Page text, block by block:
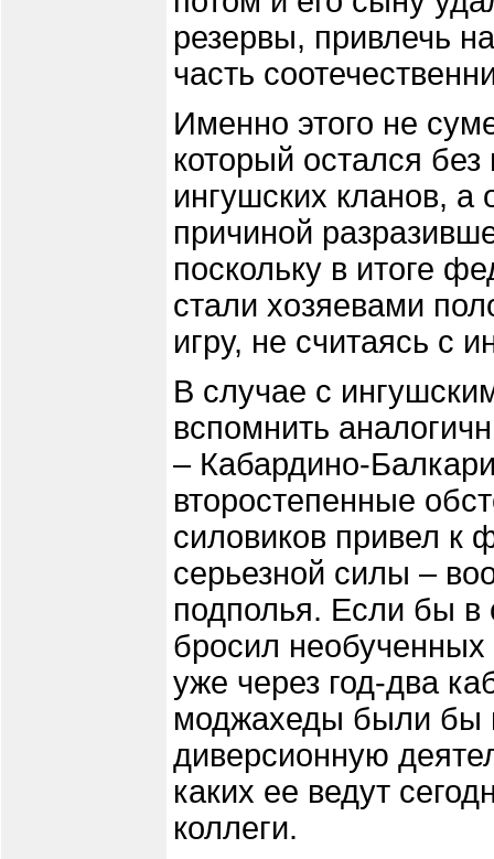
резервы, привлечь
часть
Именно этого не
который остался
ингушских кланов, а
причиной
поскольку в итоге
стали хозяевами
игру, не считаясь с
В случае с
вспомнить
– Кабардино-
второстепенные
силовиков привел к
серьезной силы –
подполья. Если бы
бросил
уже через год-два
моджахеды были бы
диверсионную
каких ее ведут
коллеги.